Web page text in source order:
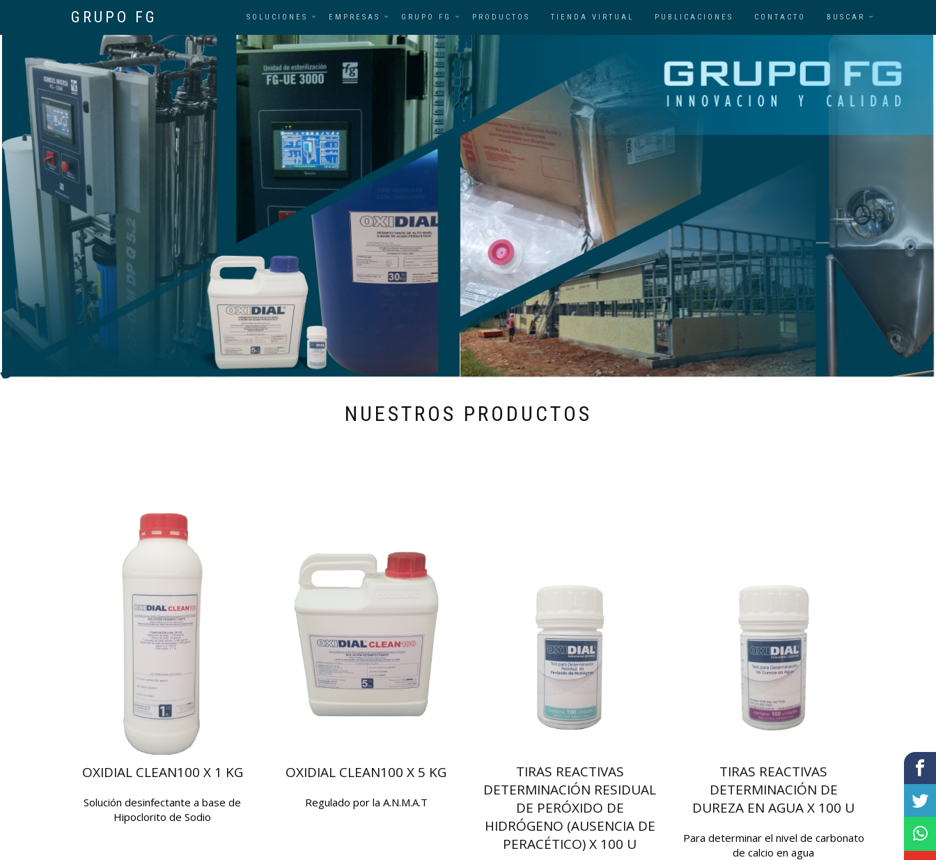
GRUPO FG SOLUCIONES EMPRESAS GRUPO FG PRODUCTOS TIENDA VIRTUAL PUBLICACIONES CONTACTO BUSCAR
NUESTROS PRODUCTOS
OXIDIAL CLEAN100 X 1 KG
Solución desinfectante a base de
Hipoclorito de Sodio
OXIDIAL CLEAN100 X 5 KG
Regulado por la A.N.M.A.T
TIRAS REACTIVAS
DETERMINACIÓN RESIDUAL
DE PERÓXIDO DE
HIDRÓGENO (AUSENCIA DE
PERACÉTICO) X 100 U
TIRAS REACTIVAS
DETERMINACIÓN DE
DUREZA EN AGUA X 100 U
Para determinar el nivel de carbonato
de calcio en agua